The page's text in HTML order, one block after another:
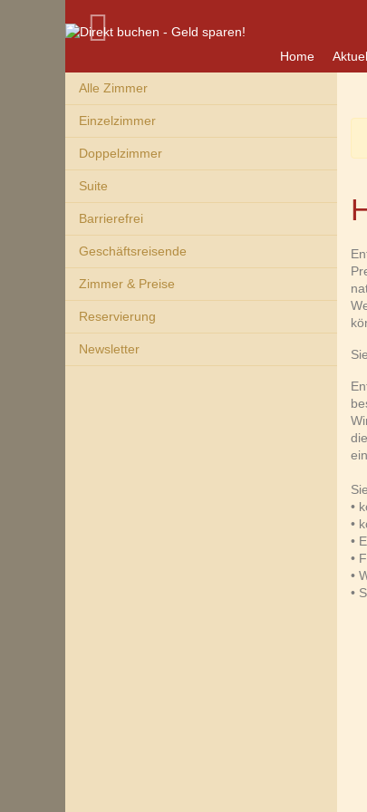
Home
Alle Zimmer
Einzelzimmer
Doppelzimmer
Suite
Barrierefrei
Geschäftsreisende
Zimmer & Preise
Reservierung
Newsletter
•
•
•
•
•
•